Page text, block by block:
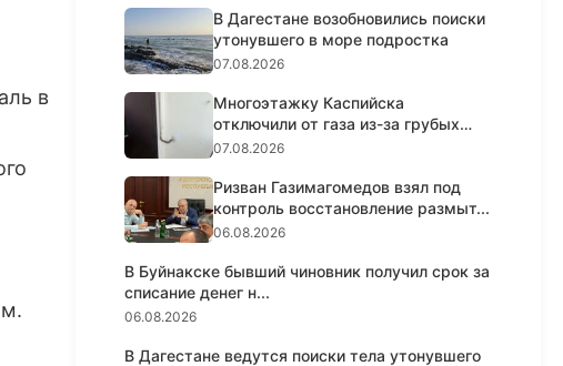
в
В Дагестане возобновились поиски
утонувшего в море подростка
07.08.2026
Многоэтажку Каспийска
отключили от газа из-за грубых
нарушен...
07.08.2026
Ризван Газимагомедов взял под
контроль восстановление размыт...
06.08.2026
В Буйнакске бывший чиновник получил срок за
списание денег н...
06.08.2026
В Дагестане ведутся поиски тела утонувшего